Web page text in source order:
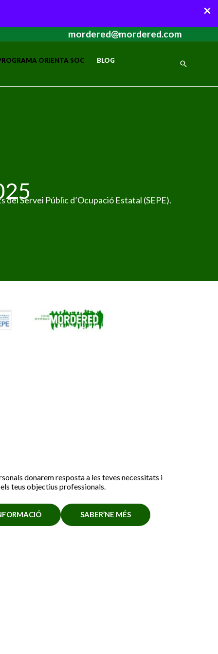
mordered@mordered.com
ORIENTA SOC BLOG Cerca
Servei Públic d’Ocupació Estatal (SEPE).
donarem resposta a les teves necessitats i
teus objectius professionals.
SABER’NE MÉS